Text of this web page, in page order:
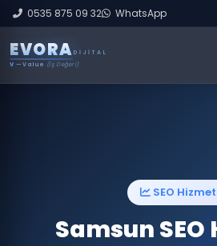
0535 875 09 32 WhatsApp
EVORA DIJITAL
V — Value (İş Değeri)
SEO
Samsun